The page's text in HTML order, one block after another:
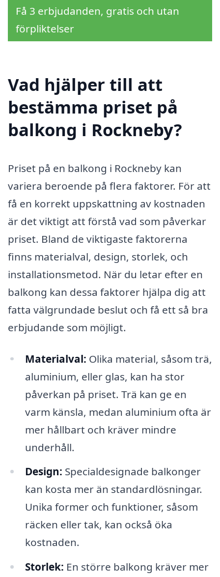
Få 3 erbjudanden, gratis och utan
förpliktelser
Vad hjälper till att
bestämma priset på
balkong i Rockneby?
Priset på en balkong i Rockneby kan
variera beroende på flera faktorer. För att
få en korrekt uppskattning av kostnaden
är det viktigt att förstå vad som påverkar
priset. Bland de viktigaste faktorerna
finns materialval, design, storlek, och
installationsmetod. När du letar efter en
balkong kan dessa faktorer hjälpa dig att
fatta välgrundade beslut och få ett så bra
erbjudande som möjligt.
Materialval: Olika material, såsom trä,
aluminium, eller glas, kan ha stor
påverkan på priset. Trä kan ge en
varm känsla, medan aluminium ofta är
mer hållbart och kräver mindre
underhåll.
Design: Specialdesignade balkonger
kan kosta mer än standardlösningar.
Unika former och funktioner, såsom
räcken eller tak, kan också öka
kostnaden.
Storlek: En större balkong kräver mer